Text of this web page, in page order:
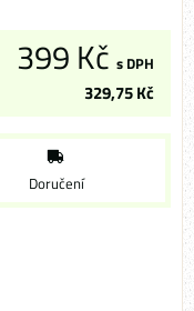
399 Kč s DPH
329,75 Kč
Doručení